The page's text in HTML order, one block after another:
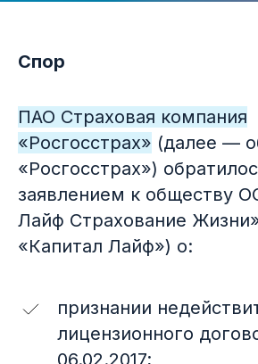
Спор
ПАО Страховая компания
«Росгосстрах» (далее —
«Росгосстрах»)
заявлением к обществу
Лайф Страхование
«Капитал Лайф») о:
признании
лицензионного
06.02.2017;